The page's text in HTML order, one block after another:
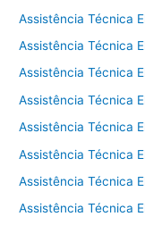
Assistência Técnica
Assistência Técnica
Assistência Técnica
Assistência Técnica
Assistência Técnica
Assistência Técnica
Assistência Técnica
Assistência Técnica